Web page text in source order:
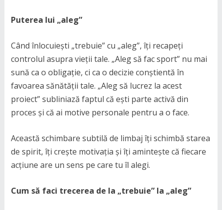
Puterea lui „aleg”
Când înlocuiești „trebuie” cu „aleg”, îți recapeți
controlul asupra vieții tale. „Aleg să fac sport” nu mai
sună ca o obligație, ci ca o decizie conștientă în
favoarea sănătății tale. „Aleg să lucrez la acest
proiect” subliniază faptul că ești parte activă din
proces și că ai motive personale pentru a o face.
Această schimbare subtilă de limbaj îți schimbă starea
de spirit, îți crește motivația și îți amintește că fiecare
acțiune are un sens pe care tu îl alegi.
Cum să faci trecerea de la „trebuie” la „aleg”